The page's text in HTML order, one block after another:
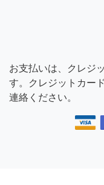
お支払いは、クレジ
す。クレジットカー
連絡ください。